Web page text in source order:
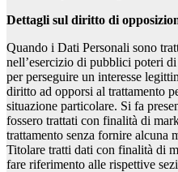
Dettagli sul diritto di
Quando i Dati Personali sono
nell’esercizio di pubblici poteri
per perseguire un interesse
diritto ad opporsi al trattamento
situazione particolare. Si fa
fossero trattati con finalità di
trattamento senza fornire alcuna
Titolare tratti dati con finalità di
fare riferimento alle rispettive